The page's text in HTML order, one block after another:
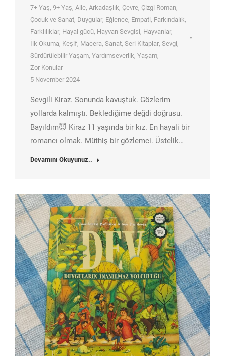
7+ Yaş, 9+ Yaş, Aile, Arkadaşlık, Çevre, Çizgi Roman,
Çocuk ve Sanat, Duygular, Eğlence, Empati, Farkındalık,
Farklılıklar, Hayal gücü, Hayvan Sevgisi, Hayvanlar,
İlk Okuma, Keşif, Macera, Sanat, Seri Kitaplar, Sevgi,
Sürdürülebilir Yaşam, Yardımseverlik, Yaşam,
Zor Konular
5 November 2024
Sevgili Kiraz. Sonunda kavuştuk. Gözlerim
yollarda kalmıştı. Beklediğime değdi doğrusu.
Bayıldım😇 Kiraz 11 yaşında bir kız. En hayali bir
romancı olmak. Müthiş bir gözlemci. Üstelik…
Devamını Okuyunuz..